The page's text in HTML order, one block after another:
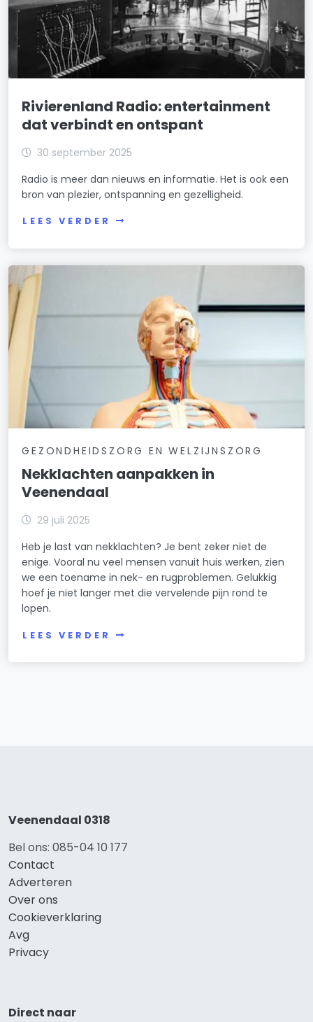
Rivierenland Radio: entertainment
dat verbindt en ontspant
30 september 2025
Radio is meer dan nieuws en informatie. Het is ook een
bron van plezier, ontspanning en gezelligheid.
LEES VERDER
GEZONDHEIDSZORG EN WELZIJNSZORG
Nekklachten aanpakken in
Veenendaal
29 juli 2025
Heb je last van nekklachten? Je bent zeker niet de
enige. Vooral nu veel mensen vanuit huis werken, zien
we een toename in nek- en rugproblemen. Gelukkig
hoef je niet langer met die vervelende pijn rond te
lopen.
LEES VERDER
Veenendaal 0318
Bel ons: 085-04 10 177
Contact
Adverteren
Over ons
Cookieverklaring
Avg
Privacy
Direct naar